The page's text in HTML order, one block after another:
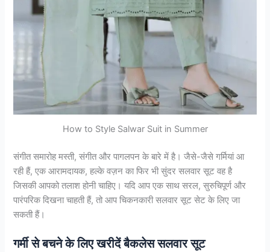
How to Style Salwar Suit in Summer
संगीत समारोह मस्ती, संगीत और पागलपन के बारे में है। जैसे-जैसे गर्मियां आ
रही हैं, एक आरामदायक, हल्के वज़न का फिर भी सुंदर सलवार सूट वह है
जिसकी आपको तलाश होनी चाहिए। यदि आप एक साथ सरल, सुरुचिपूर्ण और
पारंपरिक दिखना चाहती हैं, तो आप चिकनकारी सलवार सूट सेट के लिए जा
सकती हैं।
गर्मी से बचने के लिए खरीदें बैकलेस सलवार सूट